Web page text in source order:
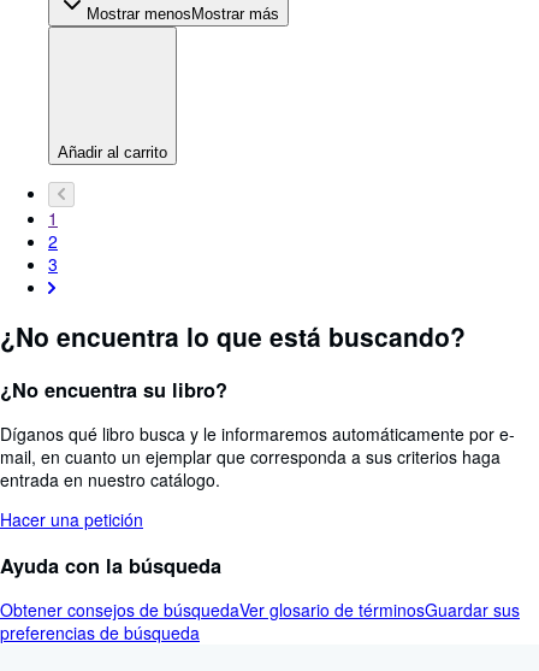
Mostrar menos Mostrar más
Añadir al carrito
1
2
3
¿No encuentra lo que está buscando?
¿No encuentra su libro?
Díganos qué libro busca y le informaremos automáticamente por e-
mail, en cuanto un ejemplar que corresponda a sus criterios haga
entrada en nuestro catálogo.
Hacer una petición
Ayuda con la búsqueda
Obtener consejos de búsquedaVer glosario de términosGuardar sus
preferencias de búsqueda